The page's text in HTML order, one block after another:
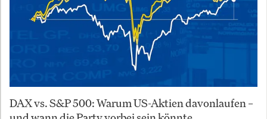
DAX vs. S&P 500: Warum US-Aktien davonlaufen –